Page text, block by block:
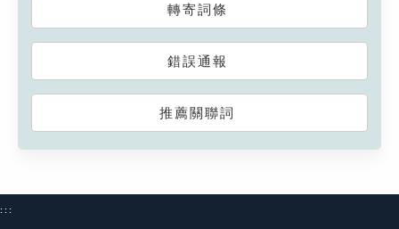
轉寄詞條
錯誤通報
推薦關聯詞
:::